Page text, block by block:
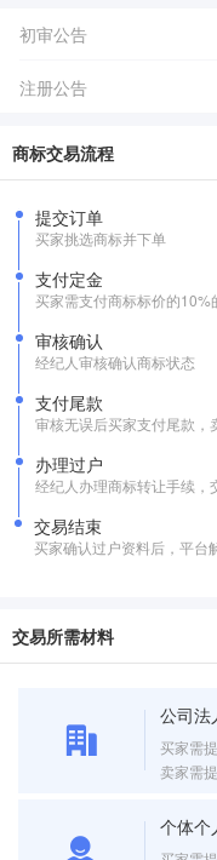
初审公告
注册公告
商标交易流程
提交订单
买家挑选商标并下单
支付定金
买家需支付商标标价的10%
审核确认
经纪人审核确认商标状态
支付尾款
审核无误后买家支付尾款，
办理过户
经纪人办理商标转让手续，
交易结束
买家确认过户资料后，平台
交易所需材料
公司法
买家需
卖家需
个体个